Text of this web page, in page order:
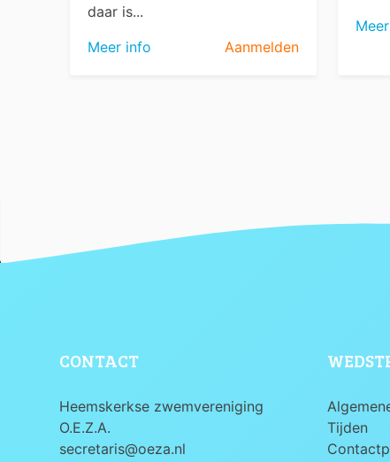
daar is...
Meer info
Aanmelden
CONTACT
Heemskerkse zwemvereniging
O.E.Z.A.
secretaris@oeza.nl
Tijden